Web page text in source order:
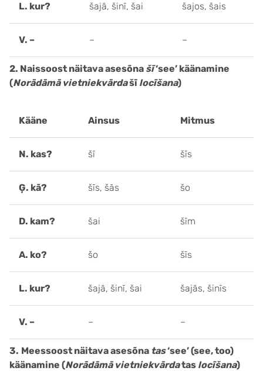
L. kur? šajā, šinī, šai šajos, šais
V. – – –
2. Naissoost näitava asesõna šī‘see’ käänamine
(Norādāmā vietniekvārdašī locīšana)
Kääne Ainsus Mitmus
N. kas? šī šīs
Ģ. kā? šīs, šās šo
D. kam? šai šīm
A. ko? šo šīs
L. kur? šajā, šinī, šai šajās, šinīs
V. – – –
3. Meessoost näitava asesõna tas‘see’ (see, too)
käänamine (Norādāmā vietniekvārdatas locīšana)